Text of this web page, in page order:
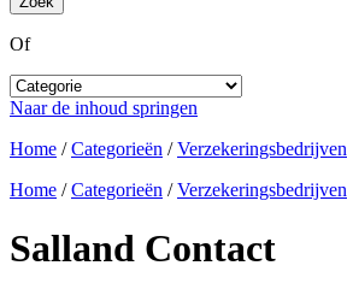
Of
Naar de inhoud springen
Home /Categorieën /Verzekeringsbedrijven
Home /Categorieën /Verzekeringsbedrijven
Salland Contact